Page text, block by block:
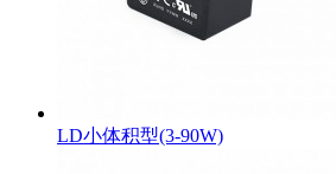
LD小体积型(3-90W)